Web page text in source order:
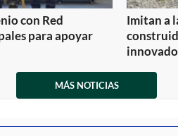
con Red
para apoyar
Imitan a
MÁS NOTICIAS